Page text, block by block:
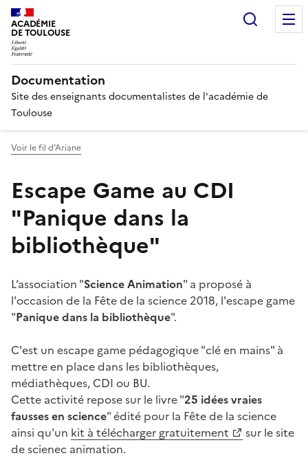
ACADÉMIE
DE TOULOUSE
Documentation
Site des enseignants documentalistes de l'académie de
Toulouse
Voir le fil d’Ariane
Escape Game au CDI
"Panique dans la
bibliothèque"
L’association "Science Animation" a proposé à
l'occasion de la Fête de la science 2018, l'escape game
"Panique dans la bibliothèque".
C'est un escape game pédagogique "clé en mains" à
mettre en place dans les bibliothèques,
médiathèques, CDI ou BU.
Cette activité repose sur le livre "25 idées vraies
fausses en science" édité pour la Fête de la science
ainsi qu'un kit à télécharger gratuitement
sur le site
de scienec animation.